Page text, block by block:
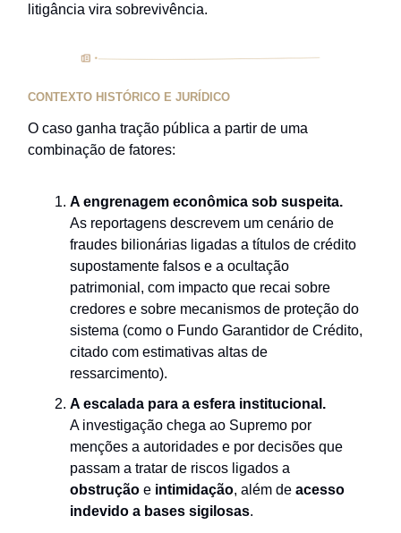
litigância vira sobrevivência.
CONTEXTO HISTÓRICO E JURÍDICO
O caso ganha tração pública a partir de uma
combinação de fatores:
A engrenagem econômica sob suspeita.
As reportagens descrevem um cenário de
fraudes bilionárias ligadas a títulos de crédito
supostamente falsos e a ocultação
patrimonial, com impacto que recai sobre
credores e sobre mecanismos de proteção do
sistema (como o Fundo Garantidor de Crédito,
citado com estimativas altas de
ressarcimento).
A escalada para a esfera institucional.
A investigação chega ao Supremo por
menções a autoridades e por decisões que
passam a tratar de riscos ligados a
obstrução e intimidação, além de acesso
indevido a bases sigilosas.